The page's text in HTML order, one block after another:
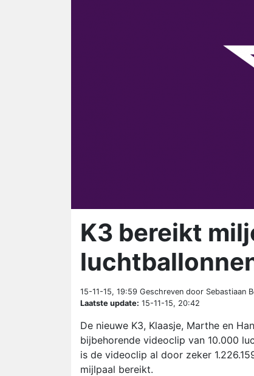
K3 bereikt
15-11-15, 19:59 Geschreven door Sebastiaan
Laatste update: 15-11-15, 20:42
De nieuwe K3, Klaasje, Marthe en
bijbehorende videoclip van 10.000
is de videoclip al door zeker
mijlpaal bereikt.